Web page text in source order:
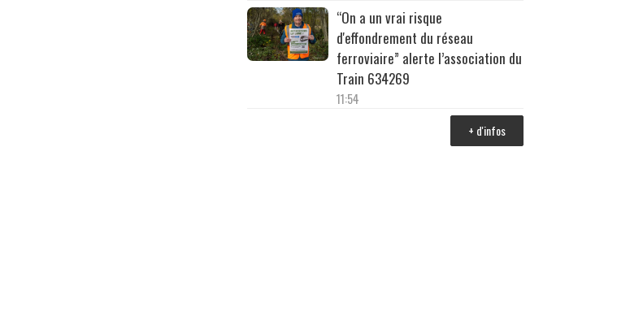
“On a un vrai risque
d'effondrement du réseau
ferroviaire” alerte l’association du
Train 634269
11:54
+ d'infos